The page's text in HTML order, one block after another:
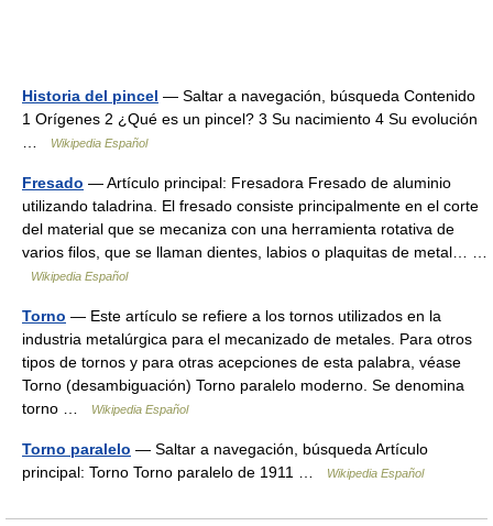
Historia del pincel — Saltar a navegación, búsqueda Contenido
1 Orígenes 2 ¿Qué es un pincel? 3 Su nacimiento 4 Su evolución
Wikipedia Español
Fresado — Artículo principal: Fresadora Fresado de aluminio
utilizando taladrina. El fresado consiste principalmente en el corte
del material que se mecaniza con una herramienta rotativa de
varios filos, que se llaman dientes, labios o plaquitas de metal… …
Wikipedia Español
Torno — Este artículo se refiere a los tornos utilizados en la
industria metalúrgica para el mecanizado de metales. Para otros
tipos de tornos y para otras acepciones de esta palabra, véase
Torno (desambiguación) Torno paralelo moderno. Se denomina
torno …
Wikipedia Español
Torno paralelo — Saltar a navegación, búsqueda Artículo
principal: Torno Torno paralelo de 1911 …
Wikipedia Español